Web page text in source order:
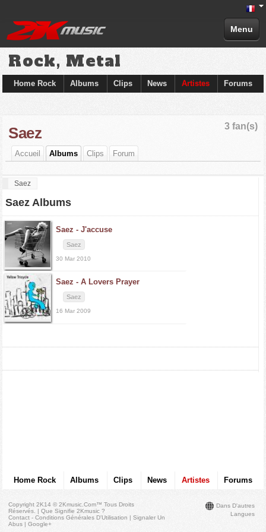
Menu
Rock, Metal
Home Rock Albums Clips News Artistes Forums
3 fan(s)
Saez
Accueil Albums Clips Forum
Saez
Saez Albums
Saez - J'accuse
Saez
30 Mar 2010
Saez - A Lovers Prayer
Saez
16 Mar 2009
Home Rock Albums Clips News Artistes Forums
Dans D'autres
Langues
Copyright 2K14 © 2Kmusic.com™Tous Droits
Réservés . |Que Signifie 2Kmusic ?
Contact - Conditions Générales D'Utilisation |Signaler Un
Abus |Google+